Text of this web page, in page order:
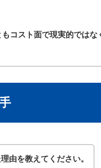
コスト面で現実的ではな
由を教えてください。